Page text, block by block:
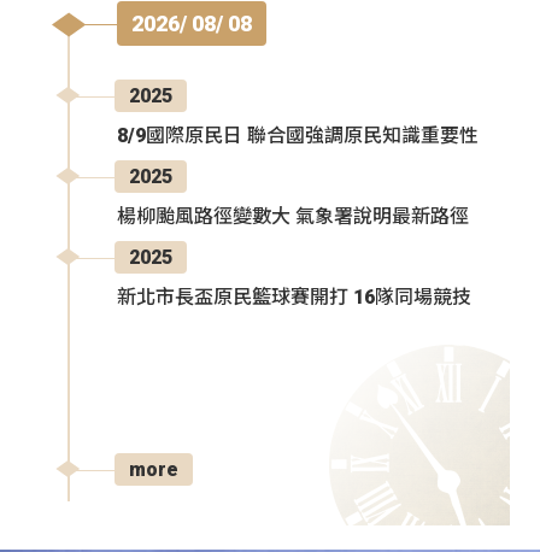
2026/ 08/ 08
2025
8/9國際原民日 聯合國強調原民知識重要性
2025
楊柳颱風路徑變數大 氣象署說明最新路徑
2025
新北市長盃原民籃球賽開打 16隊同場競技
more